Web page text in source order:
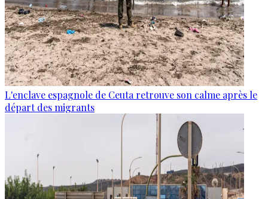
L'enclave espagnole de Ceuta retrouve son calme après le
départ des migrants